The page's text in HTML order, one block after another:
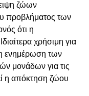
ζώων
προβλήματος των
ότι η
χρήσιμη για
η ενημέρωση των
μονάδων για τις
η απόκτηση ζώου